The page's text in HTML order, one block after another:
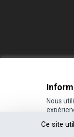
Ce site
Nous
(Lien
Site